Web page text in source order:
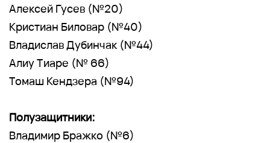
Алексей Гусев (№20)
Кристиан Биловар (№40)
Владислав Дубинчак (№44)
Алиу Тиаре (№ 66)
Томаш Кендзера (№94)
Полузащитники:
Владимир Бражко (№6)